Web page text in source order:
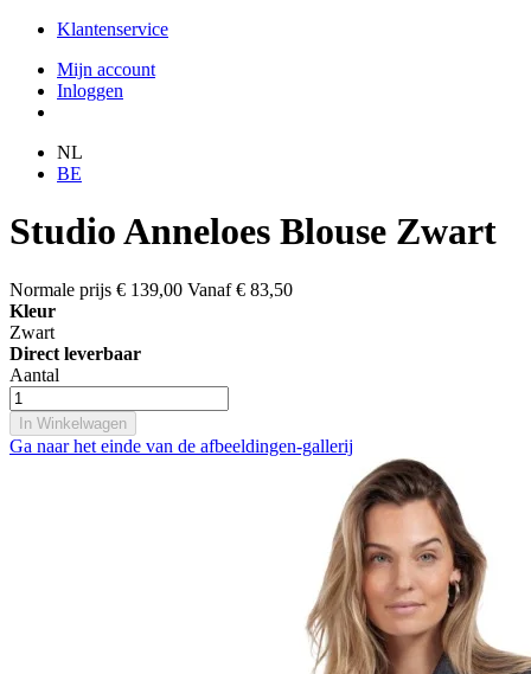
Klantenservice
Mijn account
Inloggen
NL
BE
Studio Anneloes Blouse Zwart
Normale prijs € 139,00 Vanaf € 83,50
Kleur
Zwart
Direct leverbaar
Aantal
In Winkelwagen
Ga naar het einde van de afbeeldingen-gallerij